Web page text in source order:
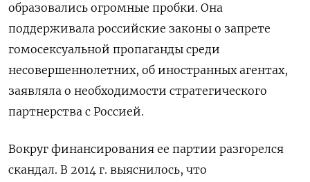
образовались огромные пробки. Она
поддерживала российские законы о запрете
гомосексуальной пропаганды среди
несовершеннолетних, об иностранных агентах,
заявляла о необходимости стратегического
партнерства с Россией.
Вокруг финансирования ее партии разгорелся
скандал. В 2014 г. выяснилось, что